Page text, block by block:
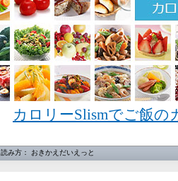
カロリーSlismでご飯の
読み方： おきかえだいえっと